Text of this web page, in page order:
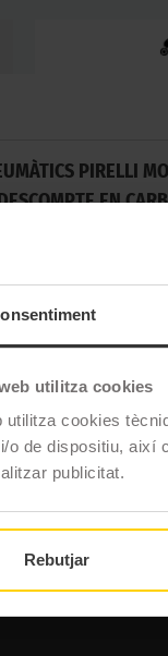
utilitza cookies
utilitza cookies
o de dispositiu, així
publicitat.
Rebutjar
PIRELLI
EN